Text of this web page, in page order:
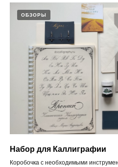
ОБЗОРЫ
Набор для Каллиграфии
Коробочка с необходимыми